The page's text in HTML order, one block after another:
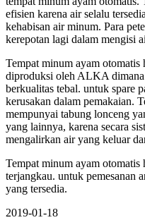
efisien karena air selalu
kehabisan air minum. Para
kerepotan lagi dalam mengisi
Tempat minum ayam
diproduksi oleh ALKA
berkualitas tebal. untuk spare
kerusakan dalam pemakaian.
mempunyai tabung lonceng
yang lainnya, karena secara
mengalirkan air yang keluar
Tempat minum ayam
terjangkau. untuk pemesanan
yang tersedia.
2019-01-18